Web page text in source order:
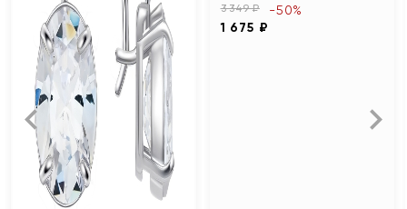
3 349 ₽
1 675 ₽
-50%